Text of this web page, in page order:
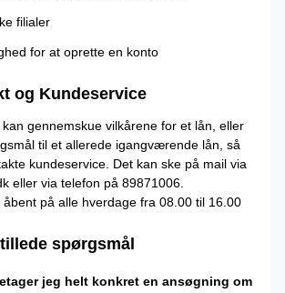
filialer
for at oprette en konto
og Kundeservice
gennemskue vilkårene for et lån, eller
til et allerede igangværende lån, så
kundeservice. Det kan ske på mail via
eller via telefon på 89871006.
åbent på alle hverdage fra 08.00 til 16.00
spørgsmål
jeg helt konkret en ansøgning om